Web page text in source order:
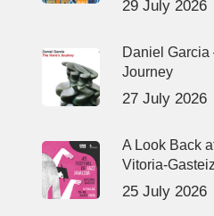
29 July 2026
Daniel Garcia
Journey
27 July 2026
A Look Back
Vitoria-
25 July 2026